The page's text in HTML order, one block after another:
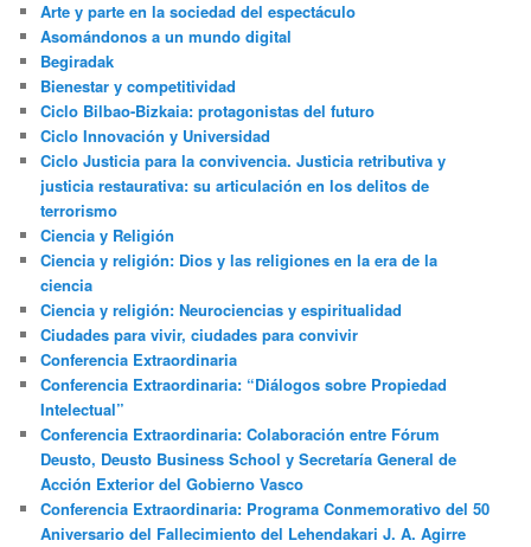
Arte y parte en la sociedad del espectáculo
Asomándonos a un mundo digital
Begiradak
Bienestar y competitividad
Ciclo Bilbao-Bizkaia: protagonistas del futuro
Ciclo Innovación y Universidad
Ciclo Justicia para la convivencia. Justicia retributiva y
justicia restaurativa: su articulación en los delitos de
terrorismo
Ciencia y Religión
Ciencia y religión: Dios y las religiones en la era de la
ciencia
Ciencia y religión: Neurociencias y espiritualidad
Ciudades para vivir, ciudades para convivir
Conferencia Extraordinaria
Conferencia Extraordinaria: “Diálogos sobre Propiedad
Intelectual”
Conferencia Extraordinaria: Colaboración entre Fórum
Deusto, Deusto Business School y Secretaría General de
Acción Exterior del Gobierno Vasco
Conferencia Extraordinaria: Programa Conmemorativo del 50
Aniversario del Fallecimiento del Lehendakari J. A. Agirre